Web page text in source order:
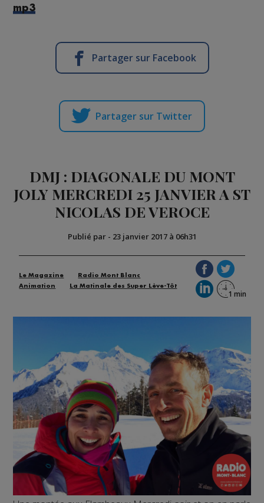
mp3
Partager sur Facebook
Partager sur Twitter
DMJ : DIAGONALE DU MONT
JOLY MERCREDI 25 JANVIER A ST
NICOLAS DE VEROCE
Publié par - 23 janvier 2017 à 06h31
Le Magazine
Radio Mont Blanc
Animation
La Matinale des Super Lève-Tôt